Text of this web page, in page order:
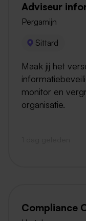
Adviseur
Pergamijn
Sittard
Maak jij het
monitor en
organisatie.
Compliance